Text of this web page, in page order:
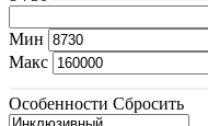
Мин
Макс
Особенности Сбросить